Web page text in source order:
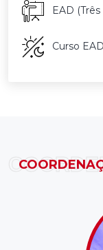
EAD (Três
Curso EAD